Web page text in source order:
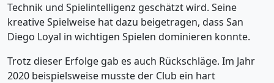
Technik und Spielintelligenz geschätzt wird. Seine
kreative Spielweise hat dazu beigetragen, dass San
Diego Loyal in wichtigen Spielen dominieren konnte.
Trotz dieser Erfolge gab es auch Rückschläge. Im Jahr
2020 beispielsweise musste der Club ein hart